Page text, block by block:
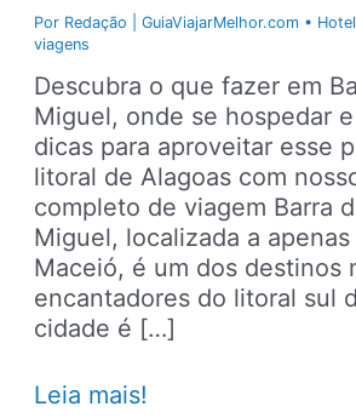
Por Redação | GuiaViajarMelhor.com • Hotel
viagens
Descubra o que fazer em
Miguel, onde se hospedar
dicas para aproveitar esse
litoral de Alagoas com
completo de viagem Barra
Miguel, localizada a
Maceió, é um dos destinos
encantadores do litoral sul
cidade é […]
Barra
Leia mais!